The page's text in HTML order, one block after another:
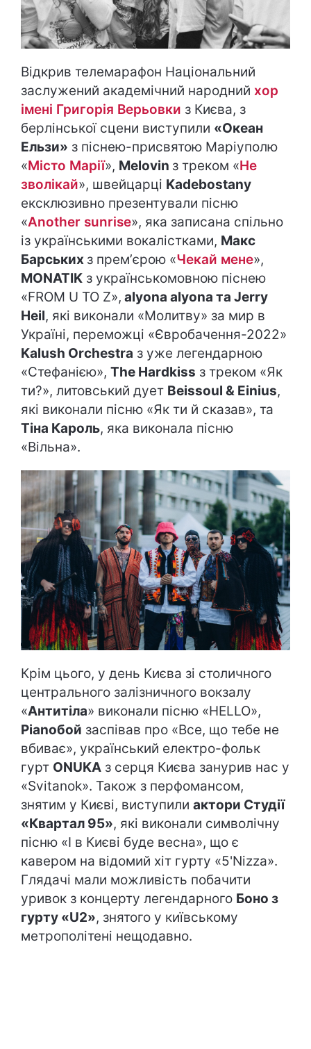
Відкрив телемарафон Національний
заслужений академічний народний хор
імені Григорія Верьовки з Києва, з
берлінської сцени виступили «Океан
Ельзи» з піснею-присвятою Маріуполю
«Місто Марії», Melovin з треком «Не
зволікай», швейцарці Kadebostany
ексклюзивно презентували пісню
«Another sunrise», яка записана спільно
із українськими вокалістками, Макс
Барських з премʼєрою «Чекай мене»,
MONATIK з українськомовною піснею
«FROM U TO Z», alyona alyona та Jerry
Heil, які виконали «Молитву» за мир в
Україні, переможці «Євробачення-2022»
Kalush Orchestra з уже легендарною
«Стефанією», The Hardkiss з треком «Як
ти?», литовський дует Beissoul & Einius,
які виконали пісню «Як ти й сказав», та
Тіна Кароль, яка виконала пісню
«Вільна».
Крім цього, у день Києва зі столичного
центрального залізничного вокзалу
«Антитіла» виконали пісню «HELLO»,
Pianoбой заспівав про «Все, що тебе не
вбиває», український електро-фольк
гурт ONUKA з серця Києва занурив нас у
«Svitanok». Також з перфомансом,
знятим у Києві, виступили актори Студії
«Квартал 95», які виконали символічну
пісню «І в Києві буде весна», що є
кавером на відомий хіт гурту «5'Nizza».
Глядачі мали можливість побачити
уривок з концерту легендарного Боно з
гурту «U2», знятого у київському
метрополітені нещодавно.